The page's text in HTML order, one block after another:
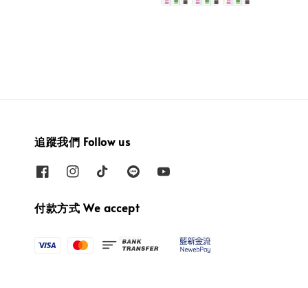
追蹤我們 Follow us
付款方式 We accept